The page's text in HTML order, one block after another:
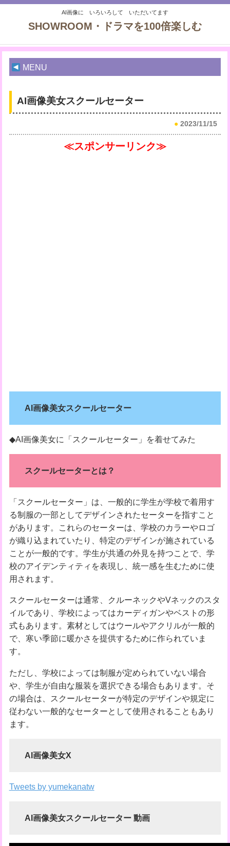
AI画像に いろいろして いただいてます
SHOWROOM・ドラマを100倍楽しむ
MENU
AI画像美女スクールセーター
●2023/11/15
≪スポンサーリンク≫
AI画像美女スクールセーター
◆AI画像美女に「スクールセーター」を着せてみた
スクールセーターとは？
「スクールセーター」は、一般的に学生が学校で着用す
る制服の一部としてデザインされたセーターを指すこと
があります。これらのセーターは、学校のカラーやロゴ
が織り込まれていたり、特定のデザインが施されている
ことが一般的です。学生が共通の外見を持つことで、学
校のアイデンティティを表現し、統一感を生むために使
用されます。
スクールセーターは通常、クルーネックやVネックのスタ
イルであり、学校によってはカーディガンやベストの形
式もあります。素材としてはウールやアクリルが一般的
で、寒い季節に暖かさを提供するために作られていま
す。
ただし、学校によっては制服が定められていない場合
や、学生が自由な服装を選択できる場合もあります。そ
の場合は、スクールセーターが特定のデザインや規定に
従わない一般的なセーターとして使用されることもあり
ます。
AI画像美女X
Tweets by yumekanatw
AI画像美女スクールセーター 動画